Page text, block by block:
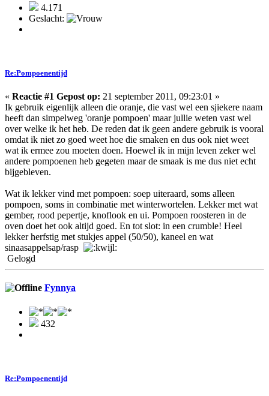
4.171
Geslacht:
Re:Pompoenentijd
« Reactie #1 Gepost op: 21 september 2011, 09:23:01 »
Ik gebruik eigenlijk alleen die oranje, die vast wel een sjiekere naam
heeft dan simpelweg 'oranje pompoen' maar jullie weten vast wel
over welke ik het heb. De reden dat ik geen andere gebruik is vooral
omdat ik niet zo goed weet hoe die smaken en dus ook niet weet
wat ik ermee zou moeten doen. Hoewel ik in mijn leven zeker wel
andere pompoenen heb gegeten maar de smaak is me dus niet echt
bijgebleven.
Wat ik lekker vind met pompoen: soep uiteraard, soms alleen
pompoen, soms in combinatie met winterwortelen. Lekker met wat
gember, rood pepertje, knoflook en ui. Pompoen roosteren in de
oven doet het ook altijd goed. En tot slot: in een crumble! Heel
lekker herfstig met stukjes appel (50/50), kaneel en wat
sinaasappelsap/rasp
Gelogd
Fynnya
432
Re:Pompoenentijd